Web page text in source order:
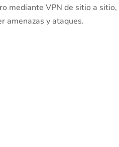
mediante VPN de sitio a sitio,
amenazas y ataques.